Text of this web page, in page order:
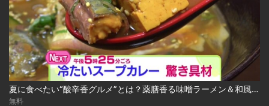
夏に食べたい“酸辛香グルメ”とは？薬膳香る味噌ラーメン＆和風冷やしスープカレー 2026-08-04
無料